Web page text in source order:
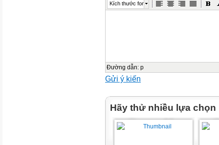
Kích thước font
Đường dẫn: p
Gửi ý kiến
Hãy thử nhiều lựa chọn